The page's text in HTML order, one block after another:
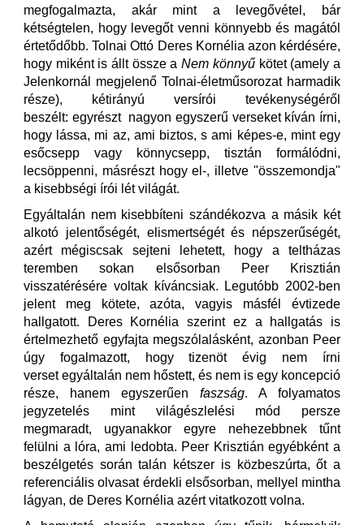
megfogalmazta, akár mint a levegővétel, bár
kétségtelen, hogy levegőt venni könnyebb és magától
értetődőbb. Tolnai Ottó Deres Kornélia azon kérdésére,
hogy miként is állt össze aNem könnyűkötet (amely a
Jelenkornál megjelenő Tolnai-életműsorozat harmadik
része), kétirányú versírói tevékenységéről
beszélt: egyrészt nagyon egyszerű verseket kíván írni,
hogy lássa, mi az, ami biztos, s ami képes-e, mint egy
esőcsepp vagy könnycsepp, tisztán formálódni,
lecsöppenni, másrészt hogy el-, illetve "összemondja"
a kisebbségi írói lét világát.
Egyáltalán nem kisebbíteni szándékozva a másik két
alkotó jelentőségét, elismertségét és népszerűségét,
azért mégiscsak sejteni lehetett, hogy a teltházas
teremben sokan elsősorban Peer Krisztián
visszatérésére voltak kíváncsiak. Legutóbb 2002-ben
jelent meg kötete, azóta, vagyis másfél évtizede
hallgatott. Deres Kornélia szerint ez a hallgatás is
értelmezhető egyfajta megszólalásként, azonban Peer
úgy fogalmazott, hogy tizenöt évig nem írni
verset egyáltalán nem hőstett, és nem is egy koncepció
része, hanem egyszerűen faszság. A folyamatos
jegyzetelés mint világészlelési mód persze
megmaradt, ugyanakkor egyre nehezebbnek tűnt
felülni a lóra, ami ledobta. Peer Krisztián egyébként a
beszélgetés során talán kétszer is közbeszúrta, őt a
referenciális olvasat érdekli elsősorban, mellyel mintha
lágyan, de Deres Kornélia azért vitatkozott volna.